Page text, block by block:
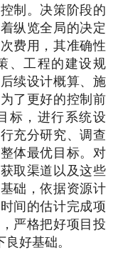
制。决策阶段的
纵览全局的决定
费用，其准确性
、工程的建设规
续设计概算、施
了更好的控制前
标，进行系统设
充分研究、调查
体最优目标。对
取渠道以及这些
础，依据资源计
间的估计完成项
严格把好项目投
好基础。